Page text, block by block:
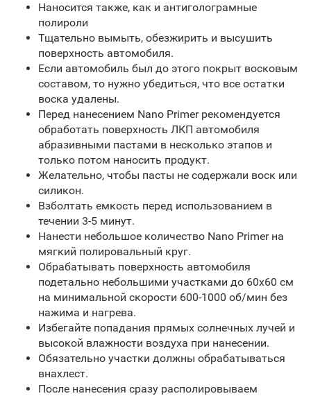
Наносится также, как и антиголограмные
полироли
Тщательно вымыть, обезжирить и высушить
поверхность автомобиля.
Если автомобиль был до этого покрыт восковым
составом, то нужно убедиться, что все остатки
воска удалены.
Перед нанесением Nano Primer рекомендуется
обработать поверхность ЛКП автомобиля
абразивными пастами в несколько этапов и
только потом наносить продукт.
Желательно, чтобы пасты не содержали воск или
силикон.
Взболтать емкость перед использованием в
течении 3-5 минут.
Нанести небольшое количество Nano Primer на
мягкий полировальный круг.
Обрабатывать поверхность автомобиля
подетально небольшими участками до 60х60 см
на минимальной скорости 600-1000 об/мин без
нажима и нагрева.
Избегайте попадания прямых солнечных лучей и
высокой влажности воздуха при нанесении.
Обязательно участки должны обрабатываться
внахлест.
После нанесения сразу располировываем